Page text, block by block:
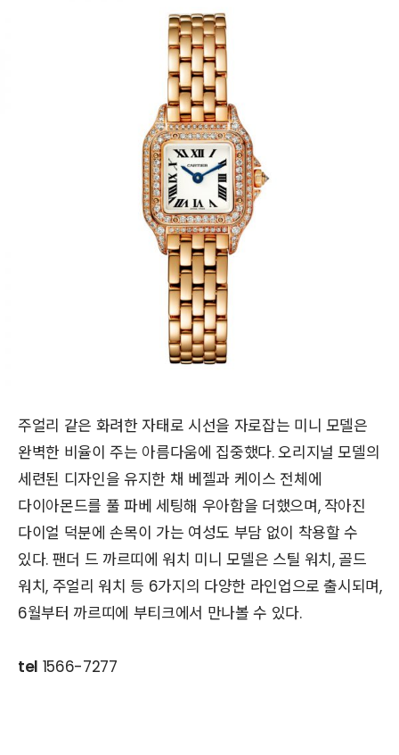
주얼리 같은 화려한 자태로 시선을 자로잡는 미니 모델은
완벽한 비율이 주는 아름다움에 집중했다. 오리지널 모델의
세련된 디자인을 유지한 채 베젤과 케이스 전체에
다이아몬드를 풀 파베 세팅해 우아함을 더했으며, 작아진
다이얼 덕분에 손목이 가는 여성도 부담 없이 착용할 수
있다. 팬더 드 까르띠에 워치 미니 모델은 스틸 워치, 골드
워치, 주얼리 워치 등 6가지의 다양한 라인업으로 출시되며,
6월부터 까르띠에 부티크에서 만나볼 수 있다.
tel 1566-7277